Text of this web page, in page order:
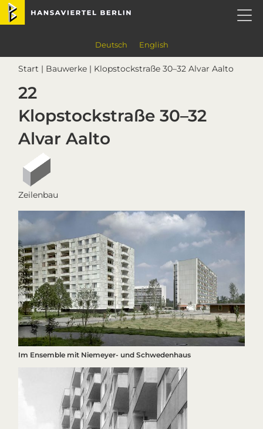
Skip
Skip
Skip
Skip
Deutsch English
Start | Bauwerke | Klopstockstraße 30–32 Alvar Aalto
22
Klopstockstraße 30–32
Alvar Aalto
Zeilenbau
Im Ensemble mit Niemeyer- und Schwedenhaus